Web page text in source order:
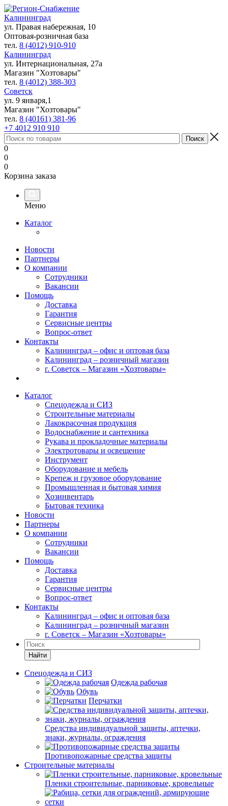
Калининград
ул. Правая набережная, 10
Оптовая-розничная база
тел. 8 (4012) 910-910
Калининград
ул. Интернациональная, 27а
Магазин "Хозтовары"
тел. 8 (4012) 388-303
Советск
ул. 9 января,1
Магазин "Хозтовары"
тел. 8 (40161) 381-96
+7 4012 910 910
0
0
0
Корзина заказа
Меню
Каталог
Новости
Партнеры
О компании
Сотрудники
Вакансии
Помощь
Доставка
Гарантия
Сервисные центры
Вопрос-ответ
Контакты
Калининград – офис и оптовая база
Калининград – розничный магазин
г. Советск – Магазин «Хозтовары»
Каталог
Спецодежда и СИЗ
Строительные материалы
Лакокрасочная продукция
Водоснабжение и сантехника
Рукава и прокладочные материалы
Электротовары и освещение
Инструмент
Оборудование и мебель
Крепеж и грузовое оборудование
Промышленная и бытовая химия
Хозинвентарь
Бытовая техника
Новости
Партнеры
О компании
Сотрудники
Вакансии
Помощь
Доставка
Гарантия
Сервисные центры
Вопрос-ответ
Контакты
Калининград – офис и оптовая база
Калининград – розничный магазин
г. Советск – Магазин «Хозтовары»
Найти
Спецодежда и СИЗ
Одежда рабочая
Обувь
Перчатки
Средства индивидуальной защиты, аптечки,
знаки, журналы, ограждения
Противопожарные средства защиты
Строительные материалы
Пленки строительные, парниковые, кровельные